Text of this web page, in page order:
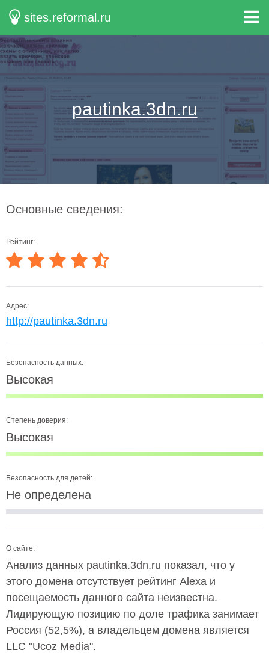
sites.reformal.ru
pautinka.3dn.ru
Основные сведения:
Рейтинг:
Адрес:
http://pautinka.3dn.ru
Безопасность данных:
Высокая
Степень доверия:
Высокая
Безопасность для детей:
Не определена
О сайте:
Анализ данных pautinka.3dn.ru показал, что у
этого домена отсутствует рейтинг Alexa и
посещаемость данного сайта неизвестна.
Лидирующую позицию по доле трафика занимает
Россия (52,5%), а владельцем домена является
LLC "Ucoz Media".